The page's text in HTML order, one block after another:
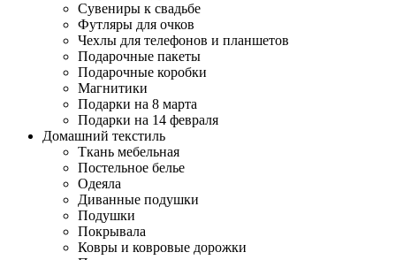
Сувениры к свадьбе
Футляры для очков
Чехлы для телефонов и планшетов
Подарочные пакеты
Подарочные коробки
Магнитики
Подарки на 8 марта
Подарки на 14 февраля
Домашний текстиль
Ткань мебельная
Постельное белье
Одеяла
Диванные подушки
Подушки
Покрывала
Ковры и ковровые дорожки